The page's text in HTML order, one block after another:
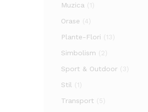
Muzica (1)
Orase (4)
Plante-Flori (13)
Simbolism (2)
Sport & Outdoor (3)
Stil (1)
Transport (5)